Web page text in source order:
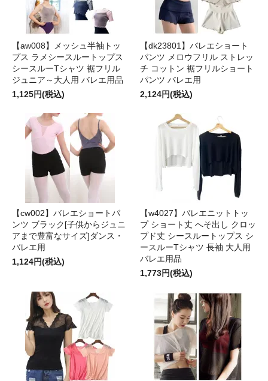
【aw008】メッシュ半袖トッ
プス ラメシースルートップス
シースルーTシャツ 裾フリル
ジュニア～大人用 バレエ用品
1,125円(税込)
【dk23801】バレエショート
パンツ メロウフリル ストレッ
チ コットン 裾フリルショート
パンツ バレエ用
2,124円(税込)
【cw002】バレエショートパ
ンツ ブラック[子供からジュニ
アまで豊富なサイズ]ダンス・
バレエ用
1,124円(税込)
【w4027】バレエニットトッ
プ ショート丈 へそ出し クロッ
プド丈 シースルートップス シ
ースルーTシャツ 長袖 大人用
バレエ用品
1,773円(税込)